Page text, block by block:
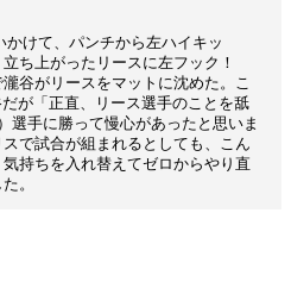
けて、パンチから左ハイキッ
ち上がったリースに左フック！
谷がリースをマットに沈めた。こ
が「正直、リース選手のことを舐
選手に勝って慢心があったと思いま
で試合が組まれるとしても、こん
持ちを入れ替えてゼロからやり直
。